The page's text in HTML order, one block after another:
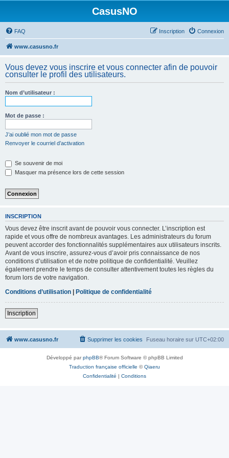
CasusNO
FAQ Connexion
Inscription
www.casusno.fr
Vous devez vous inscrire et vous connecter afin de pouvoir
consulter le profil des utilisateurs.
Nom d’utilisateur :
Mot de passe :
J’ai oublié mon mot de passe
Renvoyer le courriel d’activation
Se souvenir de moi
Masquer ma présence lors de cette session
INSCRIPTION
Vous devez être inscrit avant de pouvoir vous connecter. L’inscription est
rapide et vous offre de nombreux avantages. Les administrateurs du forum
peuvent accorder des fonctionnalités supplémentaires aux utilisateurs inscrits.
Avant de vous inscrire, assurez-vous d’avoir pris connaissance de nos
conditions d’utilisation et de notre politique de confidentialité. Veuillez
également prendre le temps de consulter attentivement toutes les règles du
forum lors de votre navigation.
Conditions d’utilisation | Politique de confidentialité
Inscription
www.casusno.fr Fuseau horaire sur UTC+02:00
Supprimer les cookies
Développé parphpBB® Forum Software © phpBB Limited
Traduction française officielle ©Qiaeru
Confidentialité | Conditions